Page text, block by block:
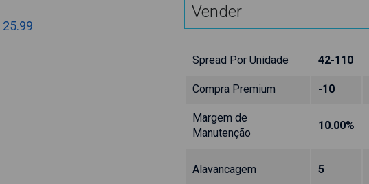
25.99
Vender
Spread Por Unidade 42-110
Compra Premium -10
Margem de
Manutenção
10.00%
Alavancagem 5